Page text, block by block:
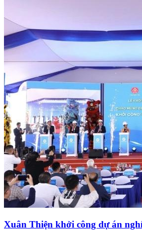
Xuân Thiện khởi công dự án